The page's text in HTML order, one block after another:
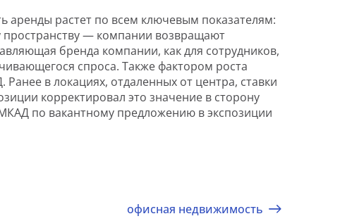
аренды растет по всем ключевым показателям:
пространству — компании возвращают
бренда компании, как для сотрудников,
спроса. Также фактором роста
в локациях, отдаленных от центра, ставки
корректировал это значение в сторону
по вакантному предложению в экспозиции
офисная недвижимость